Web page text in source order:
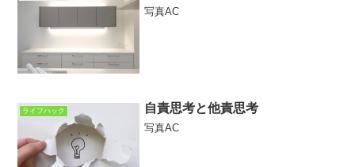
写真AC
ライフハック 自責思考と他責思考
写真AC